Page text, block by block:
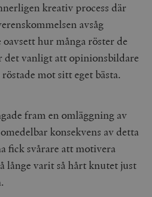
kreativ process där
avsåg
hur många röster de
det vanligt att opinionsbildare
mot sitt eget bästa.
fram en omläggning av
konsekvens av detta
fick svårare att motivera
långe varit så hårt knutet just